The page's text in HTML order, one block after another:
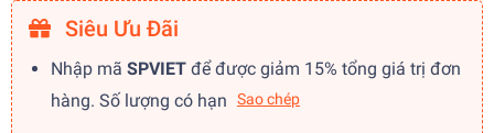
Siêu Ưu Đãi
Nhập mã SPVIET để được giảm 15% tổng giá trị đơn
hàng. Số lượng có hạn
Sao chép